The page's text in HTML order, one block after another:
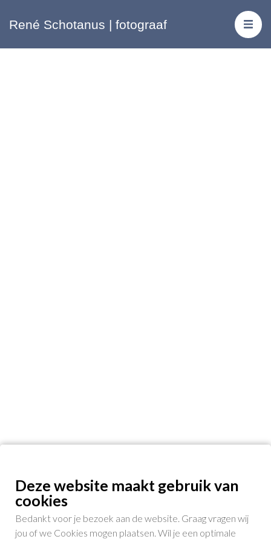
René Schotanus | fotograaf
Deze website maakt gebruik van
cookies
Bedankt voor je bezoek aan de website. Graag vragen wij
jou of we Cookies mogen plaatsen. Wil je een optimale